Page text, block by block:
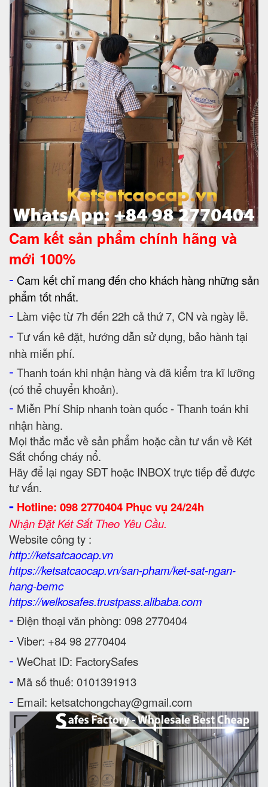
Cam kết sản phẩm chính hãng và
mới 100%
- Cam kết chỉ mang đến cho khách hàng những sản
phẩm tốt nhất.
- Làm việc từ 7h đến 22h cả thứ 7, CN và ngày lễ.
- Tư vấn kê đặt, hướng dẫn sử dụng, bảo hành tại
nhà miễn phí.
- Thanh toán khi nhận hàng và đã kiểm tra kĩ lưỡng
(có thể chuyển khoản).
- Miễn Phí Ship nhanh toàn quốc - Thanh toán khi
nhận hàng.
Mọi thắc mắc về sản phẩm hoặc cần tư vấn về Két
Sắt chống cháy nổ.
Hãy để lại ngay SĐT hoặc INBOX trực tiếp để được
tư vấn.
- Hotline: 098 2770404 Phục vụ 24/24h
Nhận Đặt Két Sắt Theo Yêu Cầu.
Website công ty :
http://ketsatcaocap.vn
https://ketsatcaocap.vn/san-pham/ket-sat-ngan-
hang-bemc
https://welkosafes.trustpass.alibaba.com
- Điện thoại văn phòng: 098 2770404
- Viber: +84 98 2770404
- WeChat ID: FactorySafes
- Mã số thuế: 0101391913
- Email: ketsatchongchay@gmail.com